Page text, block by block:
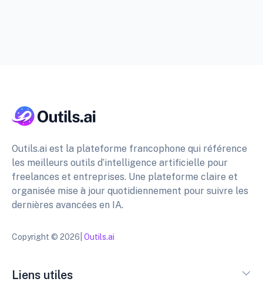
Outils.ai est la plateforme francophone qui référence
les meilleurs outils d’intelligence artificielle pour
freelances et entreprises. Une plateforme claire et
organisée mise à jour quotidiennement pour suivre les
dernières avancées en IA.
Copyright © 2026| Outils.ai
Liens utiles